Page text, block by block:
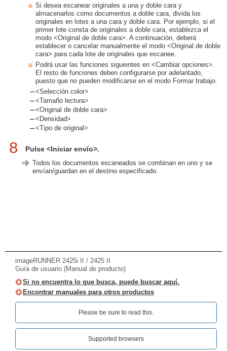
Si desea escanear originales a una y doble cara y
almacenarlos como documentos a doble cara, divida los
originales en lotes a una cara y doble cara. Por ejemplo, si el
primer lote consta de originales a doble cara, establezca el
modo <Original de doble cara>. A continuación, deberá
establecer o cancelar manualmente el modo <Original de doble
cara> para cada lote de originales que escanee.
Podrá usar las funciones siguientes en <Cambiar opciones>.
El resto de funciones deben configurarse por adelantado,
puesto que no pueden modificarse en el modo Formar trabajo.
<Selección color>
<Tamaño lectura>
<Original de doble cara>
<Densidad>
<Tipo de original>
8 Pulse <Iniciar envío>.
Todos los documentos escaneados se combinan en uno y se
envían/guardan en el destino especificado.
imageRUNNER 2425i II / 2425 II
Guía de usuario (Manual de producto)
Si no encuentra lo que busca, puede buscar aquí.
Encontrar manuales para otros productos
Please be sure to read this.‎
Supported browsers